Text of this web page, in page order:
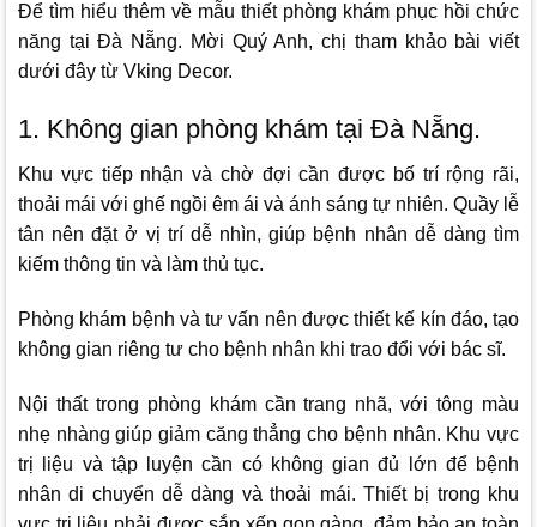
Để tìm hiểu thêm về mẫu thiết phòng khám phục hồi chức
năng tại Đà Nẵng. Mời Quý Anh, chị tham khảo bài viết
dưới đây từ Vking Decor.
1. Không gian phòng khám tại Đà Nẵng.
Khu vực tiếp nhận và chờ đợi cần được bố trí rộng rãi,
thoải mái với ghế ngồi êm ái và ánh sáng tự nhiên. Quầy lễ
tân nên đặt ở vị trí dễ nhìn, giúp bệnh nhân dễ dàng tìm
kiếm thông tin và làm thủ tục.
Phòng khám bệnh và tư vấn nên được thiết kế kín đáo, tạo
không gian riêng tư cho bệnh nhân khi trao đổi với bác sĩ.
Nội thất trong phòng khám cần trang nhã, với tông màu
nhẹ nhàng giúp giảm căng thẳng cho bệnh nhân. Khu vực
trị liệu và tập luyện cần có không gian đủ lớn để bệnh
nhân di chuyển dễ dàng và thoải mái. Thiết bị trong khu